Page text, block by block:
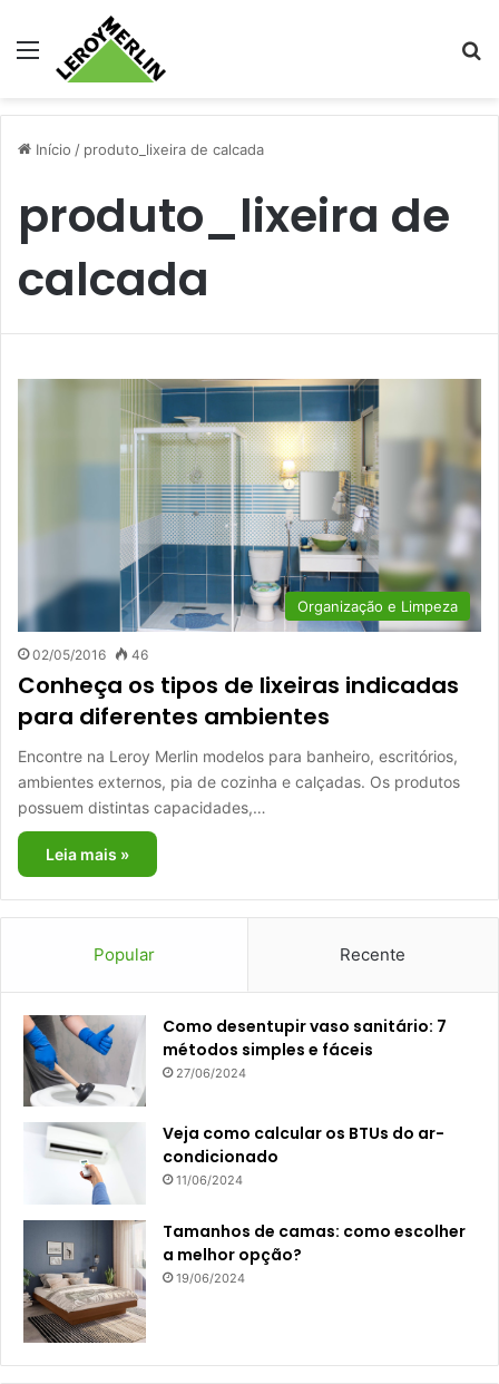
Menu
Início / produto_lixeira de calcada
produto_lixeira de
calcada
Organização e Limpeza
02/05/2016 46
Conheça os tipos de lixeiras indicadas
para diferentes ambientes
Encontre na Leroy Merlin modelos para banheiro, escritórios,
ambientes externos, pia de cozinha e calçadas. Os produtos
possuem distintas capacidades,…
Leia mais »
Popular Recente
Como desentupir vaso sanitário: 7
métodos simples e fáceis
27/06/2024
Veja como calcular os BTUs do ar-
condicionado
11/06/2024
Tamanhos de camas: como escolher
a melhor opção?
19/06/2024